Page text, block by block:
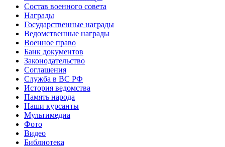
Состав военного совета
Награды
Государственные награды
Ведомственные награды
Военное право
Банк документов
Законодательство
Соглашения
Служба в ВС РФ
История ведомства
Память народа
Наши курсанты
Мультимедиа
Фото
Видео
Библиотека